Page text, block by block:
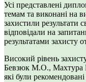
Усі представлені
темам та виконані на
захистили результати
відповідали на
результатами захисту
Високий рівень
Бевзюк М.О., Махтура
які були